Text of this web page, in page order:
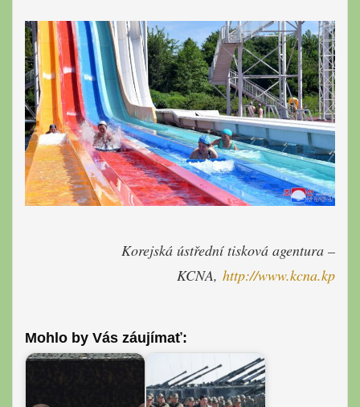
Korejská ústřední tisková agentura –
KCNA, http://www.kcna.kp
Mohlo by Vás záujímať: